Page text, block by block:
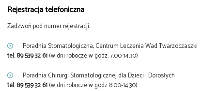
Rejestracja telefoniczna
Zadzwoń pod numer rejestracji:
Poradnia Stomatologiczna, Centrum Leczenia Wad Twarzoczaszki
tel. 89 539 32 61(w dni robocze w godz. 7.00-14.30)
Poradnia Chirurgi Stomatologicznej dla Dzieci i Dorosłych
tel. 89 539 32 61(w dni robocze w godz 8.00-14.30)